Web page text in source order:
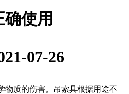
确使用
07-26
物质的伤害。吊索具根据用途不